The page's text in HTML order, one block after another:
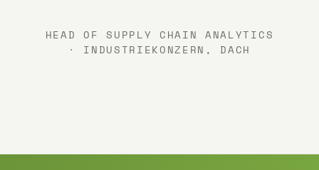
HEAD OF SUPPLY CHAIN ANALYTICS
· INDUSTRIEKONZERN, DACH